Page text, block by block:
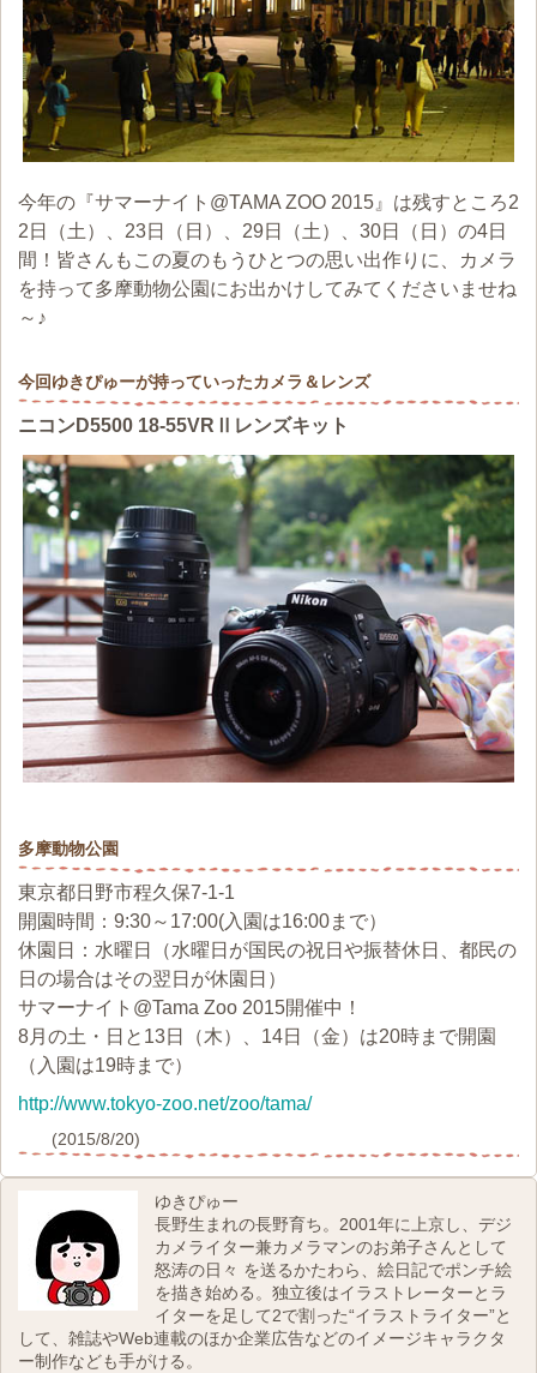
今年の『サマーナイト@TAMA ZOO 2015』は残すところ2
2日（土）、23日（日）、29日（土）、30日（日）の4日
間！皆さんもこの夏のもうひとつの思い出作りに、カメラ
を持って多摩動物公園にお出かけしてみてくださいませね
～♪
今回ゆきぴゅーが持っていったカメラ＆レンズ
ニコンD5500 18-55VRⅡレンズキット
多摩動物公園
東京都日野市程久保7-1-1
開園時間：9:30～17:00(入園は16:00まで）
休園日：水曜日（水曜日が国民の祝日や振替休日、都民の
日の場合はその翌日が休園日）
サマーナイト@Tama Zoo 2015開催中！
8月の土・日と13日（木）、14日（金）は20時まで開園
（入園は19時まで）
http://www.tokyo-zoo.net/zoo/tama/
(2015/8/20)
ゆきぴゅー
長野生まれの長野育ち。2001年に上京し、デジ
カメライター兼カメラマンのお弟子さんとして
怒涛の日々 を送るかたわら、絵日記でポンチ絵
を描き始める。独立後はイラストレーターとラ
イターを足して2で割った“イラストライター”と
して、雑誌やWeb連載のほか企業広告などのイメージキャラクタ
ー制作なども手がける。